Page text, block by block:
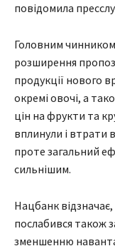
повідомила
Головним
розширення
продукції нового
окремі овочі, а
цін на фрукти та
вплинули і втрати
проте загальний
сильнішим.
Нацбанк
послабився також
зменшенню